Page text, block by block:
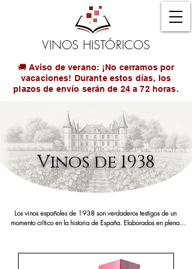
VINOS HISTÓRICOS
🚚 Aviso de verano: ¡No cerramos por
vacaciones! Durante estos días, los
plazos de envío serán de 24 a 72 horas.
Vinos de 1938
Los vinos españoles de 1938 son verdaderos testigos de un
momento crítico en la historia de España. Elaborados en plena
escasas y cargadas de simbolismo. Su existencia representa la
perseverancia de algunos viticultores que, incluso en medio del